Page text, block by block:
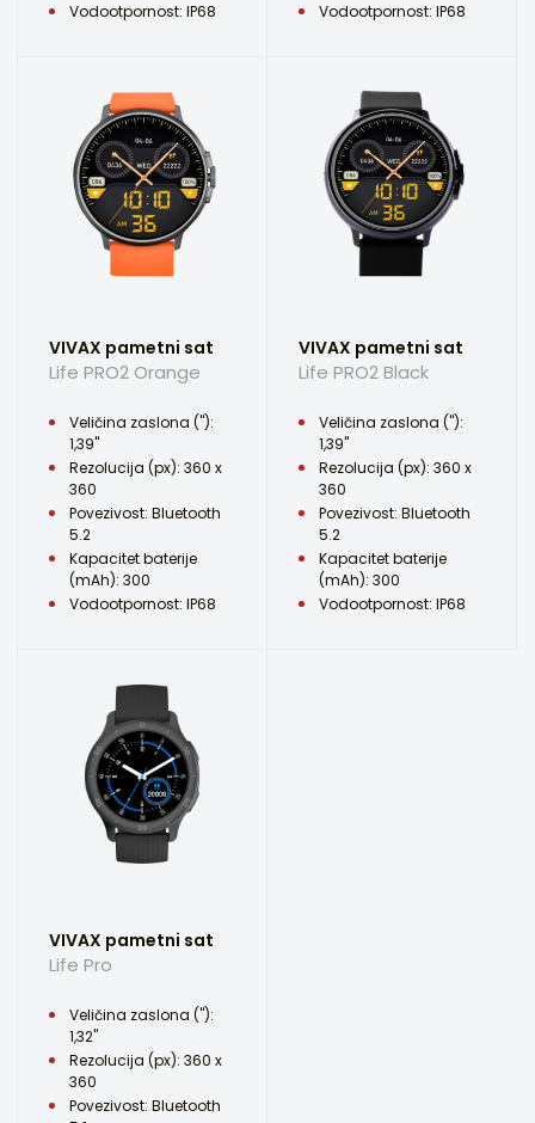
Vodootpornost: IP68
Vodootpornost: IP68
VIVAX pametni sat
Life PRO2 Orange
Veličina zaslona ("):
1,39"
Rezolucija (px): 360 x
360
Povezivost: Bluetooth
5.2
Kapacitet baterije
(mAh): 300
Vodootpornost: IP68
VIVAX pametni sat
Life PRO2 Black
Veličina zaslona ("):
1,39"
Rezolucija (px): 360 x
360
Povezivost: Bluetooth
5.2
Kapacitet baterije
(mAh): 300
Vodootpornost: IP68
VIVAX pametni sat
Life Pro
Veličina zaslona ("):
1,32"
Rezolucija (px): 360 x
360
Povezivost: Bluetooth